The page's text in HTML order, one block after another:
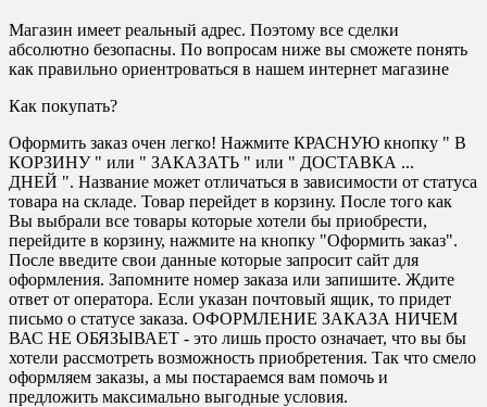
Магазин имеет реальный адрес. Поэтому все сделки
абсолютно безопасны. По вопросам ниже вы сможете понять
как правильно ориентроваться в нашем интернет магазине
Как покупать?
Оформить заказ очен легко! Нажмите КРАСНУЮ кнопку " В
КОРЗИНУ " или " ЗАКАЗАТЬ " или " ДОСТАВКА ...
ДНЕЙ ". Название может отличаться в зависимости от статуса
товара на складе. Товар перейдет в корзину. После того как
Вы выбрали все товары которые хотели бы приобрести,
перейдите в корзину, нажмите на кнопку "Оформить заказ".
После введите свои данные которые запросит сайт для
оформления. Запомните номер заказа или запишите. Ждите
ответ от оператора. Если указан почтовый ящик, то придет
письмо о статусе заказа. ОФОРМЛЕНИЕ ЗАКАЗА НИЧЕМ
ВАС НЕ ОБЯЗЫВАЕТ - это лишь просто означает, что вы бы
хотели рассмотреть возможность приобретения. Так что смело
оформляем заказы, а мы постараемся вам помочь и
предложить максимально выгодные условия.